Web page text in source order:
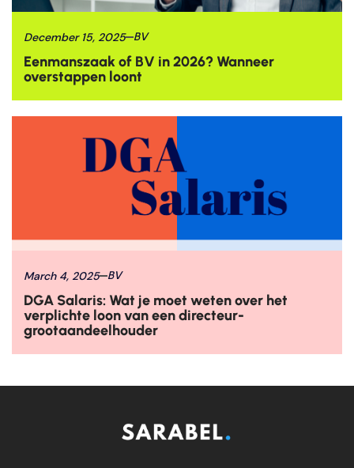
December 15, 2025 BV
Eenmanszaak of BV in 2026? Wanneer
overstappen loont
March 4, 2025 BV
DGA Salaris: Wat je moet weten over het
verplichte loon van een directeur-
grootaandeelhouder